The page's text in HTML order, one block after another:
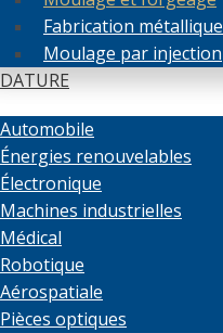
Fabrication métallique
Moulage par injection
Automobile
Énergies renouvelables
Électronique
Machines industrielles
Médical
Robotique
Aérospatiale
Pièces optiques